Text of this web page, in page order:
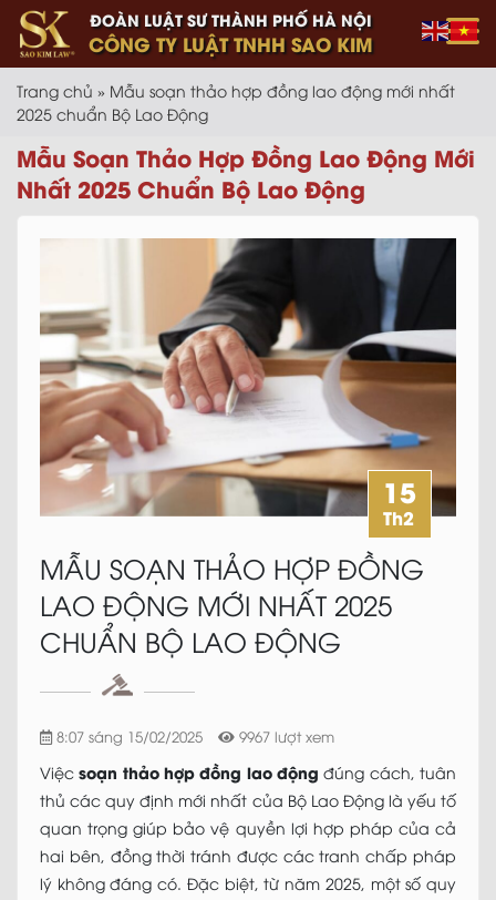
ĐOÀN LUẬT SƯ THÀNH PHỐ HÀ NỘI
CÔNG TY LUẬT TNHH SAO KIM
Trang chủ » Mẫu soạn thảo hợp đồng lao động mới nhất
2025 chuẩn Bộ Lao Động
Mẫu Soạn Thảo Hợp Đồng Lao Động Mới
Nhất 2025 Chuẩn Bộ Lao Động
15
Th2
MẪU SOẠN THẢO HỢP ĐỒNG
LAO ĐỘNG MỚI NHẤT 2025
CHUẨN BỘ LAO ĐỘNG
8:07 sáng 15/02/2025 9967 lượt xem
Việcsoạn thảo hợp đồng lao động đúng cách, tuân
thủ các quy định mới nhất của Bộ Lao Động là yếu tố
quan trọng giúp bảo vệ quyền lợi hợp pháp của cả
hai bên, đồng thời tránh được các tranh chấp pháp
lý không đáng có. Đặc biệt, từ năm 2025, một số quy